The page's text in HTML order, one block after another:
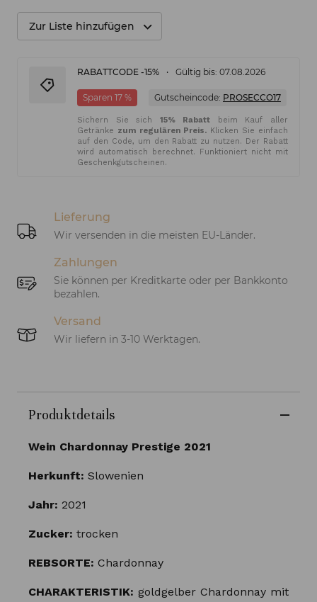
Zur Liste hinzufügen
RABATTCODE -15% Gültig bis: 07.08.2026
Sparen 17 % Gutscheincode: PROSECCO17
Sichern Sie sich15% Rabattbeim Kauf aller
Getränke zum regulären Preis. Klicken Sie einfach
auf den Code, um den Rabatt zu nutzen. Der Rabatt
wird automatisch berechnet. Funktioniert nicht mit
Geschenkgutscheinen.
Lieferung
Wir versenden in die meisten EU-Länder.
Zahlungen
Sie können per Kreditkarte oder per Bankkonto
bezahlen.
Versand
Wir liefern in 3-10 Werktagen.
Produktdetails
Wein Chardonnay Prestige 2021
Herkunft: Slowenien
Jahr: 2021
Zucker: trocken
REBSORTE: Chardonnay
CHARAKTERISTIK: goldgelber Chardonnay mit